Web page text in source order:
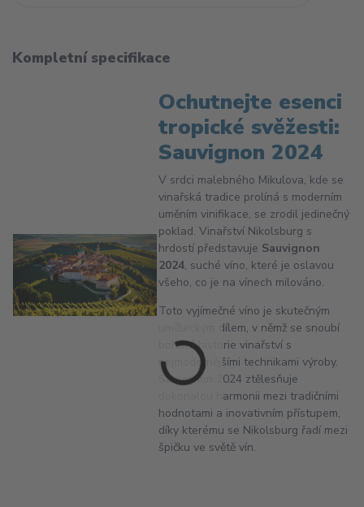
Kompletní specifikace
Ochutnejte esenci
tropické svěžesti:
Sauvignon 2024
V srdci malebného Mikulova, kde se
vinařská tradice prolíná s moderním
uměním vinifikace, se zrodil jedinečný
poklad. Vinařství Nikolsburg s
hrdostí představuje Sauvignon
2024, suché víno, které je oslavou
všeho, co je na vínech milováno.
Toto vyjímečné víno je skutečným
uměleckým dílem, v němž se snoubí
bohatá historie vinařství s
nejmodernějšími technikami výroby.
Sauvignon 2024 ztělesňuje
dokonalou harmonii mezi tradičními
hodnotami a inovativním přístupem,
díky kterému se Nikolsburg řadí mezi
špičku ve světě vín.